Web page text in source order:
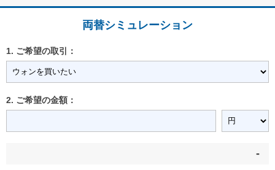
両替シミュレーション
1. ご希望の取引：
2. ご希望の金額：
-